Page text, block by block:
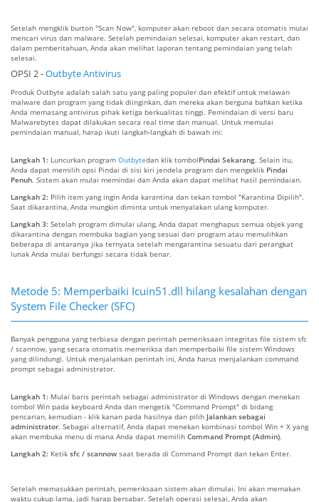
Setelah mengklik burton "Scan Now", komputer akan reboot dan secara otomatis mulai
mencari virus dan malware. Setelah pemindaian selesai, komputer akan restart, dan
dalam pemberitahuan, Anda akan melihat laporan tentang pemindaian yang telah
selesai.
OPSI 2 -Outbyte Antivirus
Produk Outbyte adalah salah satu yang paling populer dan efektif untuk melawan
malware dan program yang tidak diinginkan, dan mereka akan berguna bahkan ketika
Anda memasang antivirus pihak ketiga berkualitas tinggi. Pemindaian di versi baru
Malwarebytes dapat dilakukan secara real time dan manual. Untuk memulai
pemindaian manual, harap ikuti langkah-langkah di bawah ini:
Langkah 1: Luncurkan program Outbytedan klik tombolPindai Sekarang. Selain itu,
Anda dapat memilih opsi Pindai di sisi kiri jendela program dan mengeklik Pindai
Penuh. Sistem akan mulai memindai dan Anda akan dapat melihat hasil pemindaian.
Langkah 2: Pilih item yang ingin Anda karantina dan tekan tombol "Karantina Dipilih".
Saat dikarantina, Anda mungkin diminta untuk menyalakan ulang komputer.
Langkah 3: Setelah program dimulai ulang, Anda dapat menghapus semua objek yang
dikarantina dengan membuka bagian yang sesuai dari program atau memulihkan
beberapa di antaranya jika ternyata setelah mengarantina sesuatu dari perangkat
lunak Anda mulai berfungsi secara tidak benar.
Metode 5: Memperbaiki Icuin51.dll hilang kesalahan dengan
System File Checker (SFC)
Banyak pengguna yang terbiasa dengan perintah pemeriksaan integritas file sistem sfc
/ scannow, yang secara otomatis memeriksa dan memperbaiki file sistem Windows
yang dilindungi. Untuk menjalankan perintah ini, Anda harus menjalankan command
prompt sebagai administrator.
Langkah 1: Mulai baris perintah sebagai administrator di Windows dengan menekan
tombol Win pada keyboard Anda dan mengetik "Command Prompt" di bidang
pencarian, kemudian - klik kanan pada hasilnya dan pilih Jalankan sebagai
administrator. Sebagai alternatif, Anda dapat menekan kombinasi tombol Win + X yang
akan membuka menu di mana Anda dapat memilih Command Prompt (Admin).
Langkah 2: Ketik sfc / scannow saat berada di Command Prompt dan tekan Enter.
Setelah memasukkan perintah, pemeriksaan sistem akan dimulai. Ini akan memakan
waktu cukup lama, jadi harap bersabar. Setelah operasi selesai, Anda akan